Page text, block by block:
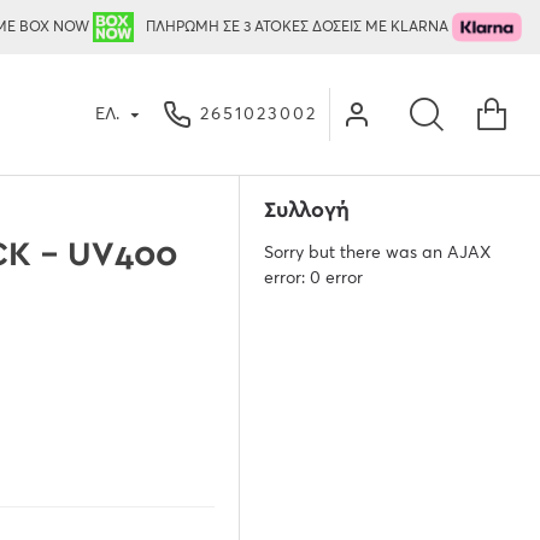
BOX NOW ΠΛΗΡΩΜΗ ΣΕ 3 ΑΤΟΚΕΣ ΔΟΣΕΙΣ ΜΕ KLARNA
ΕΛ. 2651023002
- UV400
Συλλογή
Sorry but there was an AJAX
error: 0 error